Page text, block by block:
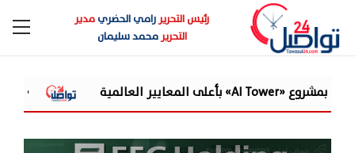
رئيس التحريررامي الحضريمدير
التحريرمحمد سليمان
«القابضة للمياه»